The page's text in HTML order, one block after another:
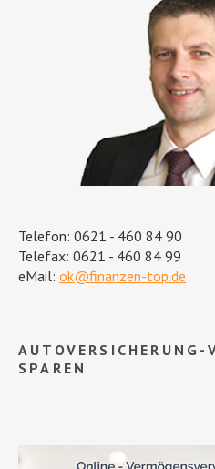
Telefon: 0621 - 460 84 90
Telefax: 0621 - 460 84 99
eMail: ok@finanzen-top.de
SPAREN